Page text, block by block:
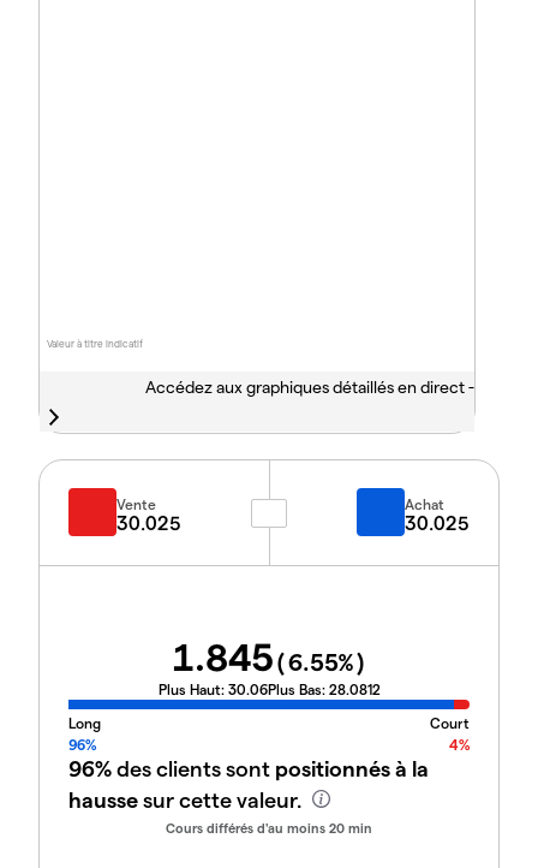
Valeur à titre indicatif
Accédez aux graphiques détaillés en direct -
Vente
30.025
Achat
30.025
1.845(6.55%)
Plus Haut: 30.06Plus Bas: 28.0812
Long
Court
96%
4%
96%des clients sont positionnés à la
haussesur cette valeur.
Cours différés d'au moins 20 min